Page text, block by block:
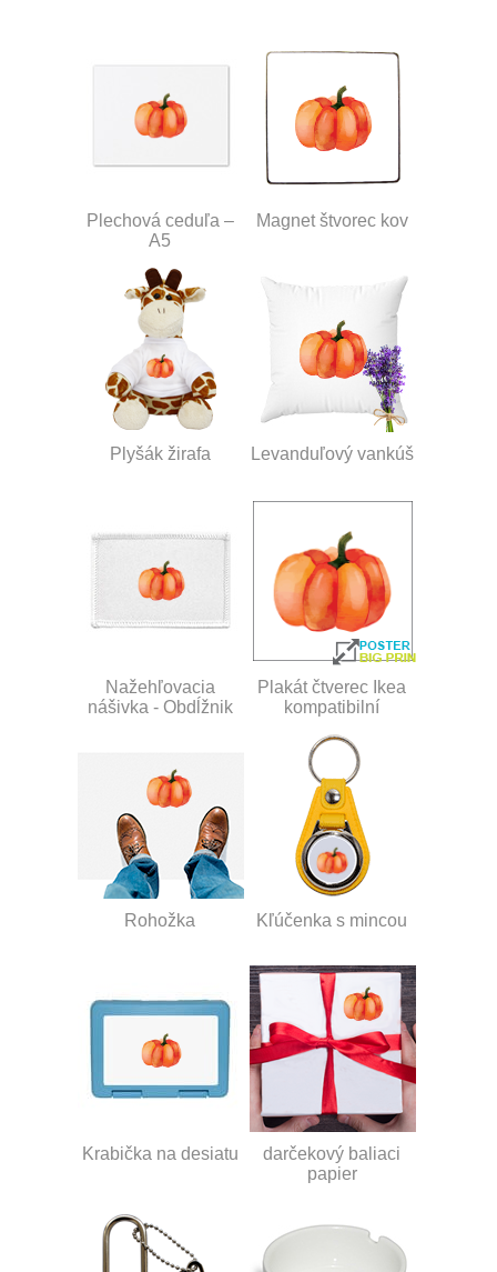
Plechová ceduľa –
A5
Magnet štvorec kov
Plyšák žirafa Levanduľový vankúš
Nažehľovacia
nášivka - Obdĺžnik
Plakát čtverec Ikea
kompatibilní
Rohožka Kľúčenka s mincou
Krabička na desiatu
darčekový baliaci
papier